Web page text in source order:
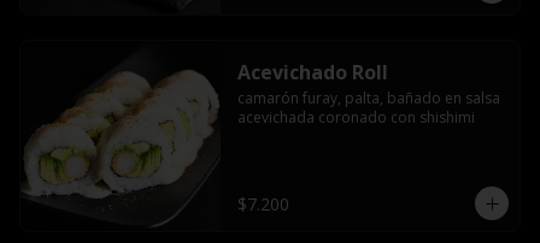
Acevichado Roll
camarón furay, palta, bañado en salsa
acevichada coronado con shishimi
$7.200